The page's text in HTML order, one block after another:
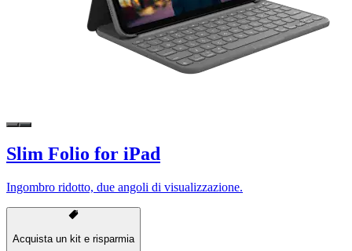
Slim Folio for iPad
Ingombro ridotto, due angoli di visualizzazione.
Acquista un kit e risparmia